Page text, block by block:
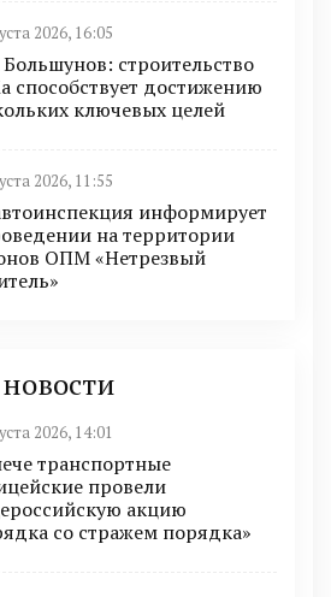
2026, 16:05
строительство
способствует достижению
ключевых целей
2026, 11:55
информирует
на территории
ОПМ «Нетрезвый
2026, 14:01
транспортные
провели
акцию
со стражем порядка»